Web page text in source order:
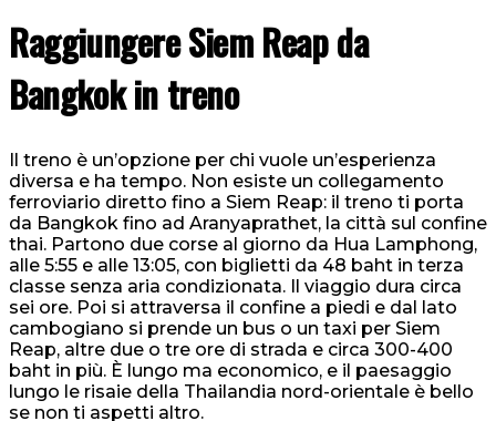
Raggiungere Siem Reap da
Bangkok in treno
Il treno è un’opzione per chi vuole un’esperienza
diversa e ha tempo. Non esiste un collegamento
ferroviario diretto fino a Siem Reap: il treno ti porta
da Bangkok fino ad Aranyaprathet, la città sul confine
thai. Partono due corse al giorno da Hua Lamphong,
alle 5:55 e alle 13:05, con biglietti da 48 baht in terza
classe senza aria condizionata. Il viaggio dura circa
sei ore. Poi si attraversa il confine a piedi e dal lato
cambogiano si prende un bus o un taxi per Siem
Reap, altre due o tre ore di strada e circa 300-400
baht in più. È lungo ma economico, e il paesaggio
lungo le risaie della Thailandia nord-orientale è bello
se non ti aspetti altro.